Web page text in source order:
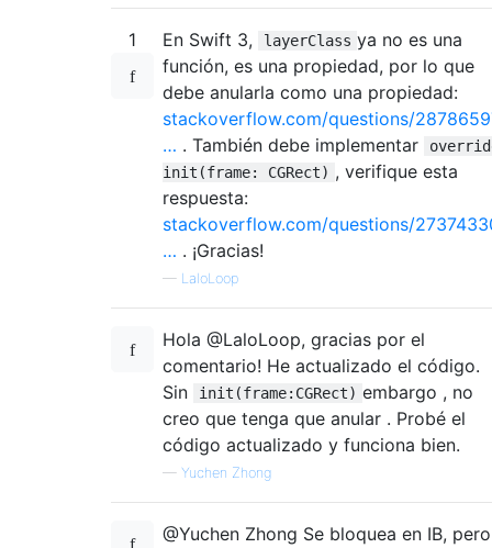
1 En Swift 3, layerClass ya no es una
función, es una propiedad, por lo que
debe anularla como una propiedad:
stackoverflow.com/questions/
… . También debe implementar
init(frame: CGRect) , verifique esta
respuesta:
stackoverflow.com/questions/
… . ¡Gracias!
— LaloLoop
Hola @LaloLoop, gracias por el
comentario! He actualizado el código.
Sin
init(frame:CGRect) embargo , no
creo que tenga que anular . Probé el
código actualizado y funciona bien.
— Yuchen Zhong
@Yuchen Zhong Se bloquea en IB, pero